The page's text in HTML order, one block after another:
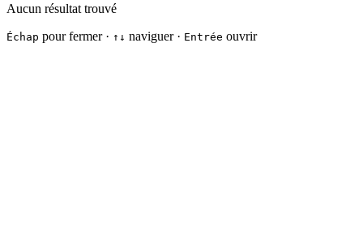
Aucun résultat trouvé
Échap pour fermer · ↑↓ naviguer · Entrée ouvrir